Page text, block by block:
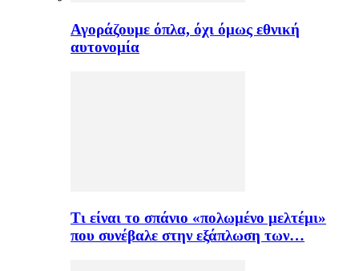
Αγοράζουμε όπλα, όχι όμως εθνική
αυτονομία
Τι είναι το σπάνιο «πολωμένο μελτέμι»
που συνέβαλε στην εξάπλωση των…